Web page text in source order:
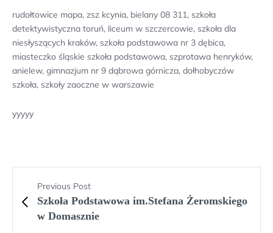
rudołtowice mapa, zsz kcynia, bielany 08 311, szkoła
detektywistyczna toruń, liceum w szczercowie, szkoła dla
niesłyszących kraków, szkoła podstawowa nr 3 dębica,
miasteczko śląskie szkoła podstawowa, szprotawa henryków,
anielew, gimnazjum nr 9 dąbrowa górnicza, dołhobyczów
szkoła, szkoły zaoczne w warszawie
yyyyy
Previous Post
Szkoła Podstawowa im.Stefana Żeromskiego
w Domasznie